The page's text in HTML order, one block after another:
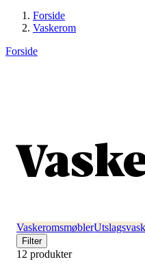
Forside
Vaskerom
Forside
VaskeromsmøblerUtslagsvask
Filter
12 produkter